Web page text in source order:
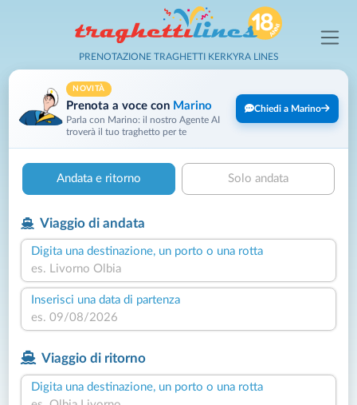
PRENOTAZIONE TRAGHETTI KERKYRA LINES
NOVITÀ
Prenota a voce con Marino
Parla con Marino: il nostro Agente AI
troverà il tuo traghetto per te
Chiedi a Marino
Andata e ritorno Solo andata
Viaggio di andata
Digita una destinazione, un porto o una rotta
Inserisci una data di partenza
Viaggio di ritorno
Digita una destinazione, un porto o una rotta